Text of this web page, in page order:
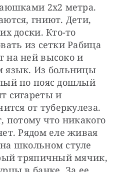
2х2 метра.
гниют. Дети,
доски. Кто-то
из сетки Рабица
на ней высоко и
язык. Из больницы
по пояс дошлый
сигареты и
от туберкулеза.
потому что никакого
Рядом еле живая
школьном стуле
тряпичный мячик,